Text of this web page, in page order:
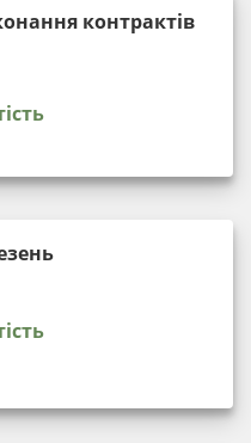
контрактів